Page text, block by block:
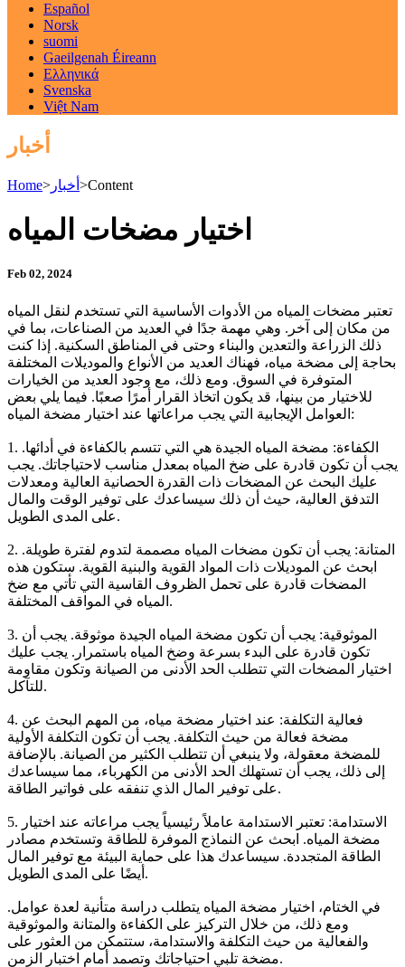
Español
Norsk
suomi
Gaeilgenah Éireann
Ελληνικά
Svenska
Việt Nam
أخبار
Home> أخبار >Content
اختيار مضخات المياه
Feb 02, 2024
تعتبر مضخات المياه من الأدوات الأساسية التي تستخدم لنقل المياه
من مكان إلى آخر. وهي مهمة جدًا في العديد من الصناعات، بما في
ذلك الزراعة والتعدين والبناء وحتى في المناطق السكنية. إذا كنت
بحاجة إلى مضخة مياه، فهناك العديد من الأنواع والموديلات المختلفة
المتوفرة في السوق. ومع ذلك، مع وجود العديد من الخيارات
للاختيار من بينها، قد يكون اتخاذ القرار أمرًا صعبًا. فيما يلي بعض
العوامل الإيجابية التي يجب مراعاتها عند اختيار مضخة المياه:
1. الكفاءة: مضخة المياه الجيدة هي التي تتسم بالكفاءة في أدائها.
يجب أن تكون قادرة على ضخ المياه بمعدل مناسب لاحتياجاتك. يجب
عليك البحث عن المضخات ذات القدرة الحصانية العالية ومعدلات
التدفق العالية، حيث أن ذلك سيساعدك على توفير الوقت والمال
على المدى الطويل.
2. المتانة: يجب أن تكون مضخات المياه مصممة لتدوم لفترة طويلة.
ابحث عن الموديلات ذات المواد القوية والبنية القوية. ستكون هذه
المضخات قادرة على تحمل الظروف القاسية التي تأتي مع ضخ
المياه في المواقف المختلفة.
3. الموثوقية: يجب أن تكون مضخة المياه الجيدة موثوقة. يجب أن
تكون قادرة على البدء بسرعة وضخ المياه باستمرار. يجب عليك
اختيار المضخات التي تتطلب الحد الأدنى من الصيانة وتكون مقاومة
للتآكل.
4. فعالية التكلفة: عند اختيار مضخة مياه، من المهم البحث عن
مضخة فعالة من حيث التكلفة. يجب أن تكون التكلفة الأولية
للمضخة معقولة، ولا ينبغي أن تتطلب الكثير من الصيانة. بالإضافة
إلى ذلك، يجب أن تستهلك الحد الأدنى من الكهرباء، مما سيساعدك
على توفير المال الذي تنفقه على فواتير الطاقة.
5. الاستدامة: تعتبر الاستدامة عاملاً رئيسياً يجب مراعاته عند اختيار
مضخة المياه. ابحث عن النماذج الموفرة للطاقة وتستخدم مصادر
الطاقة المتجددة. سيساعدك هذا على حماية البيئة مع توفير المال
أيضًا على المدى الطويل.
في الختام، اختيار مضخة المياه يتطلب دراسة متأنية لعدة عوامل.
ومع ذلك، من خلال التركيز على الكفاءة والمتانة والموثوقية
والفعالية من حيث التكلفة والاستدامة، ستتمكن من العثور على
مضخة تلبي احتياجاتك وتصمد أمام اختبار الزمن.